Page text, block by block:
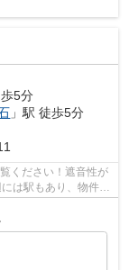
歩5分
」駅 徒歩5分
ください！遮音性が
は駅もあり、物件か